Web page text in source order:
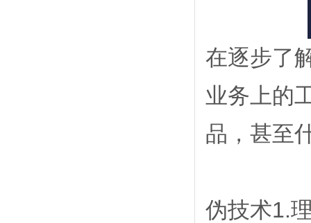
在逐步了
业务上的
品，甚至
伪技术1.